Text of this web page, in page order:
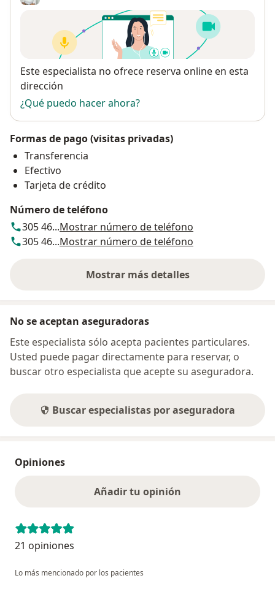
Disponibilidad
Este especialista no ofrece reserva online en esta
dirección
¿Qué puedo hacer ahora?
Formas de pago (visitas privadas)
Transferencia
Efectivo
Tarjeta de crédito
Número de teléfono
305 46...Mostrar número de teléfono
305 46...Mostrar número de teléfono
Mostrar más detalles
sobre la dirección
No se aceptan aseguradoras
Este especialista sólo acepta pacientes particulares.
Usted puede pagar directamente para reservar, o
buscar otro especialista que acepte su aseguradora.
Buscar especialistas por aseguradora
Opiniones
Añadir tu opinión
21 opiniones
Lo más mencionado por los pacientes